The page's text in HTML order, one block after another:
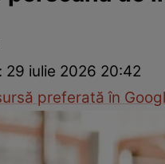
și grădină
29 iulie 2026 20:42
preferată în